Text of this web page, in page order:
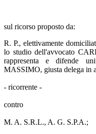
sul ricorso proposto da:
R. P., elettivamente
lo studio dell'avvocato
rappresenta e difende
MASSIMO, giusta delega in
- ricorrente -
contro
M. A. S.R.L., A. G. S.P.A.;